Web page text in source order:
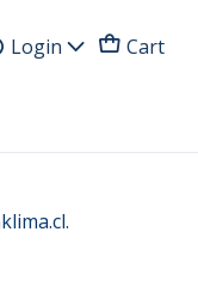
Login Cart
.